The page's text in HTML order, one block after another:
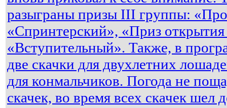
разыграны призы III группы:
«Спринтерский», «Приз открытия
«Вступительный». Также, в
две скачки для двухлетних
для конмальчиков. Погода не
скачек, во время всех скачек шел